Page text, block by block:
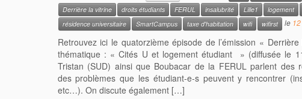
Derrière la vitrine
droits étudiants FERUL insalubrité Lille1 logement
résidence universitaire
SmartCampus taxe d'habitation wifi wifirst le
Retrouvez ici le quatorzième épisode de l’émission «
thématique : « Cités U et logement étudiant » (diffusée le
Tristan (SUD) ainsi que Boubacar de la FERUL parlent des
des problèmes que les étudiant-e-s peuvent y rencontrer
etc…). On discute également […]